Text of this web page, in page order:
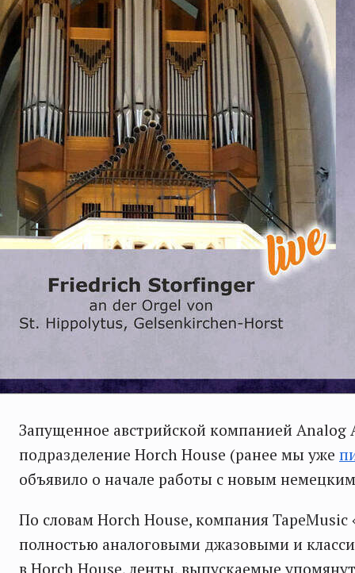
Запущенное австрийской компанией Analog
подразделение Horch House (ранее мы уже
объявило о начале работы с новым
По словам Horch House, компания TapeMusic
полностью аналоговыми джазовыми и